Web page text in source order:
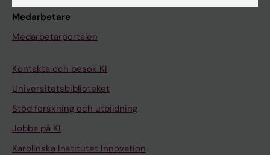
Medarbetare
Medarbetarportalen
Kontakta och besök KI
Universitetsbiblioteket
Stöd forskning och utbildning
Jobba på KI
Karolinska Institutet Innovation